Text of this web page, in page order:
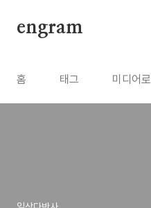
engram
홈 태그 미디어